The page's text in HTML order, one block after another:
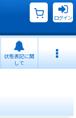
ログイン
状態表記に関
して